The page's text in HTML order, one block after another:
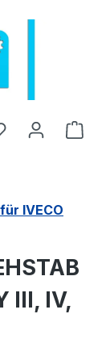
Du hast 0
IVECO
III, IV,